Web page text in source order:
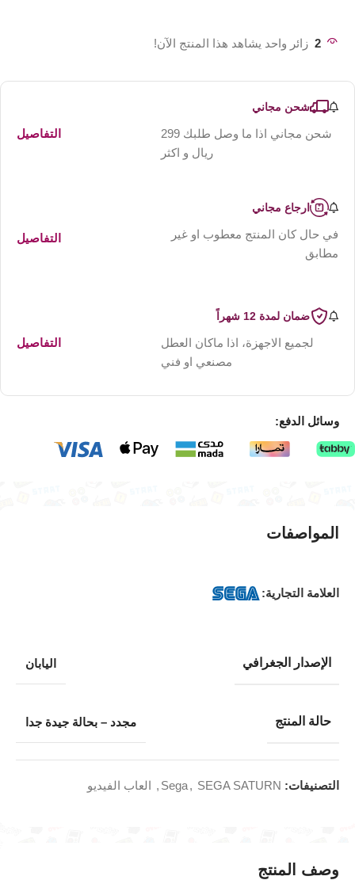
2 زائر واحد يشاهد هذا المنتج الآن!
شحن مجاني
شحن مجاني اذا ما وصل طلبك 299
ريال و اكثر
التفاصيل
ارجاع مجاني
في حال كان المنتج معطوب او غير
مطابق
التفاصيل
ضمان لمدة 12 شهراً
لجميع الاجهزة، اذا ماكان العطل
مصنعي او فني
التفاصيل
وسائل الدفع:
وصف المنتج
المواصفات
العلامة التجارية:
الإصدار الجغرافي اليابان
حالة المنتج مجدد – بحالة جيدة جدا
التصنيفات: Sega, SEGA SATURN
, العاب الفيديو